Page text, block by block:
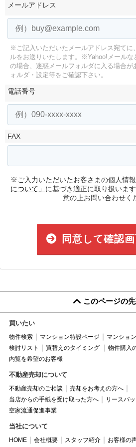
メールアドレス
※ご記入いただいたメールアドレス宛てに
ルをお送りいたします。
※Yahoo!メールな
の場合、迷惑メールフォルダに入る場合が
ォルダ・設定等をご確認下さい。
電話番号
FAX
※ご入力いただいたお客さまの個人情報
について」 に基づき適正に取り扱いま
意の上お問い合わせく
同意して確認
このページの
買いたい
物件検索 マンション特設ページ マンショ
検討リスト
買替えのタイミング
物件購入
内覧を希望のお客様
不動産売却について
不動産売却のご相談
売却をお考えの方へ
当店からの手紙を受け取った方へ
リースバッ
空家流通促進事業
当社について
HOME 会社概要 スタッフ紹介 お客様の